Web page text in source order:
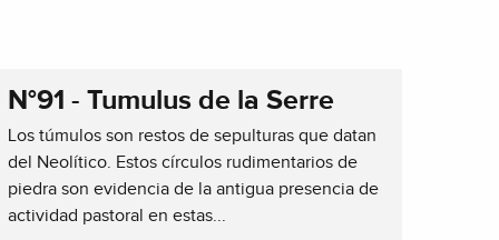
N°91 - Tumulus de la Serre
Los túmulos son restos de sepulturas que datan
del Neolítico. Estos círculos rudimentarios de
piedra son evidencia de la antigua presencia de
actividad pastoral en estas...